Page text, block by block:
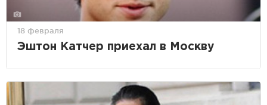
18 февраля
Эштон Катчер приехал в Москву